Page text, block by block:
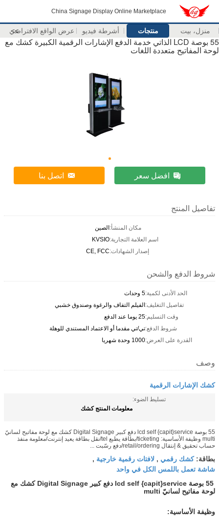
China Signage Display Online Marketplace
منزل، بيت منتجات أشرطة فيديو عرض الواقع الافتراضي
>>
55 بوصة LCD الذاتي خدمة الدفع الإشارات الرقمية الكبيرة كشك مع
لوحة المفاتيح متعددة اللغات
افضل سعر اتصل بنا
تفاصيل المنتج
مكان المنشأ: الصين
اسم العلامة التجارية:KVSIO
إصدار الشهادات:CE, FCC
شروط الدفع والشحن
الحد الأدنى لكمية:5 وحدات
تفاصيل التغليف: الفيلم التفاف والرغوة وصندوق خشبي
وقت التسليم:25 يوما عند الدفع
شروط الدفع:تي/تي مقدما أو الاعتماد المستندي للوهلة
القدرة على العرض:1000 وحدة شهريا
وصف
كشك الإشارات الرقمية
تسليط الضوء:
معلومات المنتج كشك
55 بوصة lcd self {capit}service دفع كبير Digital Signage كشك مع لوحة مفاتيح لسانيّ
multi وظيفة الأساسية: ticketing/بطاقة يطبع tel/نقل بطاقة يعيد إنترنت/معلومة منفذ
حساب تحقيق & إنتقال retail/ordering/دفع رسّبت ...
بطاقة:كشك رقمي , لافتات رقمية خارجية ,
شاشة تعمل باللمس الكل في واحد
55 بوصة lcd self {capit}service دفع كبير Digital Signage كشك مع
لوحة مفاتيح لسانيّ multi
وظيفة الأساسية: